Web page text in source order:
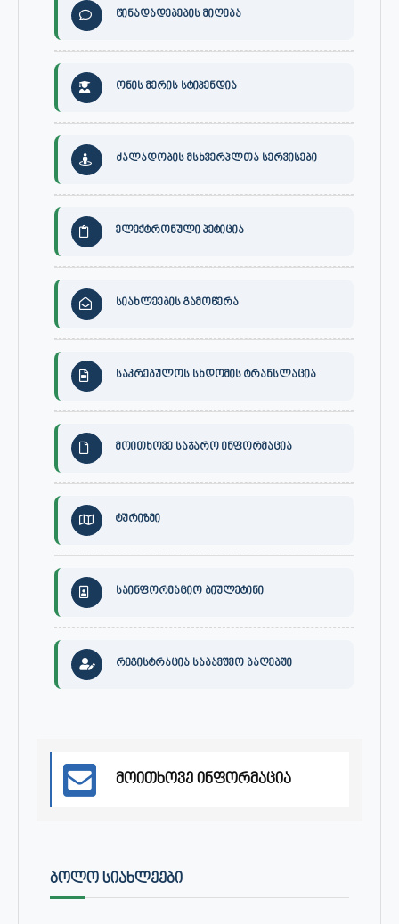
წინადადებების მიღება
ონის მერის სტიპენდია
ძალადობის მსხვერპლთა სერვისები
ელექტრონული პეტიცია
სიახლეების გამოწერა
საკრებულოს სხდომის ტრანსლაცია
მოითხოვე საჯარო ინფორმაცია
ტურიზმი
საინფორმაციო ბიულეტინი
რეგისტრაცია საბავშვო ბაღებში
მოითხოვე ინფორმაცია
ᲑᲝᲚᲝ ᲡᲘᲐᲮᲚᲔᲔᲑᲘ